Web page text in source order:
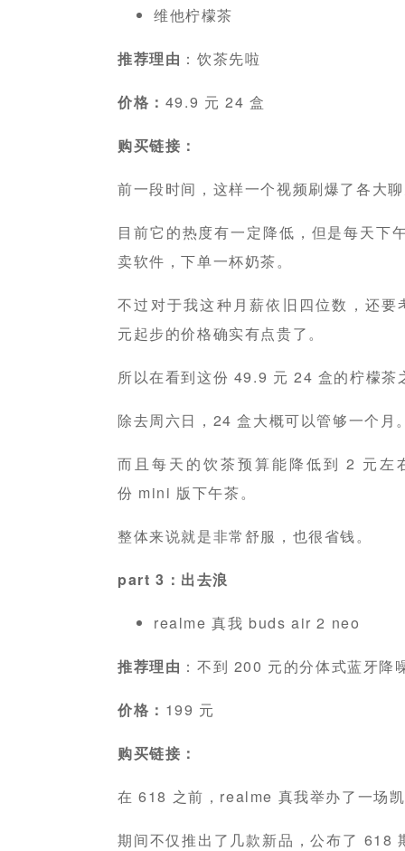
维他柠檬茶
推荐理由 ：饮茶先啦
价格： 49.9 元 24 盒
购买链接：
前一段时间，这样一个视频刷爆了各大
目前它的热度有一定降低，但是每天下
卖软件，下单一杯奶茶。
不过对于我这种月薪依旧四位数，还
元起步的价格确实有点贵了。
所以在看到这份 49.9 元 24 盒的柠檬茶
除去周六日，24 盒大概可以管够一个月
而且每天的饮茶预算能降低到 2 元左
份 mini 版下午茶。
整体来说就是非常舒服，也很省钱。
part 3：出去浪
realme 真我 buds air 2 neo
推荐理由 ：不到 200 元的分体式蓝牙降
价格： 199 元
购买链接：
在 618 之前，realme 真我举办了一场
期间不仅推出了几款新品，公布了 618